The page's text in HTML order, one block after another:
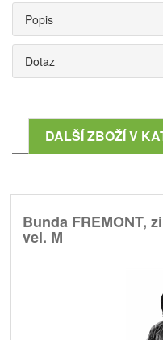
Popis
Dotaz
DALŠÍ ZBOŽÍ V
Bunda FREMONT,
vel. M